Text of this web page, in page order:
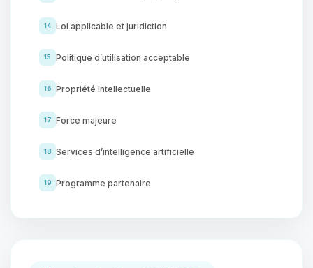
14 Loi applicable et juridiction
15 Politique d’utilisation acceptable
16 Propriété intellectuelle
17 Force majeure
18 Services d’intelligence artificielle
19 Programme partenaire